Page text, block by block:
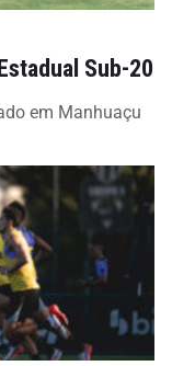
Sub-20
em Manhuaçu